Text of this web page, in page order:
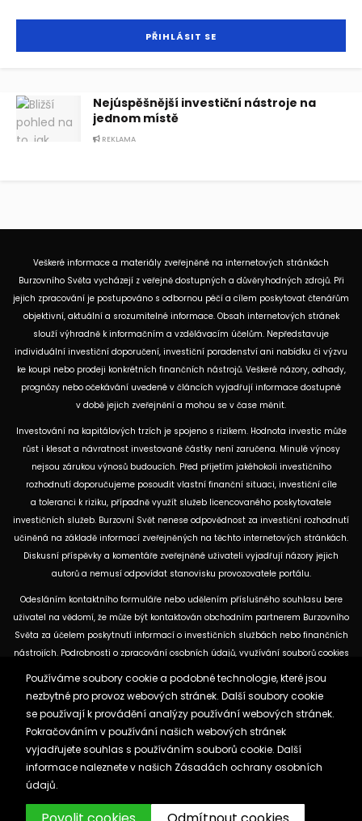
Nejúspěšnější investiční nástroje na
jednom místě
REKLAMA
Veškeré informace a materiály zveřejněné na internetových stránkách
Burzovního Světa vycházejí z veřejně dostupných a důvěryhodných zdrojů. Při
jejich zpracování je postupováno s odbornou péčí a cílem poskytovat čtenářům
objektivní, aktuální a srozumitelné informace. Obsah internetových stránek
slouží výhradně k informačním a vzdělávacím účelům. Nepředstavuje
individuální investiční doporučení, investiční poradenství ani nabídku či výzvu
ke koupi nebo prodeji konkrétních finančních nástrojů. Veškeré názory, odhady,
prognózy nebo očekávání uvedené v článcích vyjadřují informace dostupné
v době jejich zveřejnění a mohou se v čase měnit.
Investování na kapitálových trzích je spojeno s rizikem. Hodnota investic může
růst i klesat a návratnost investované částky není zaručena. Minulé výnosy
nejsou zárukou výnosů budoucích. Před přijetím jakéhokoli investičního
rozhodnutí doporučujeme posoudit vlastní finanční situaci, investiční cíle
a toleranci k riziku, případně využít služeb licencovaného poskytovatele
investičních služeb. Burzovní Svět nenese odpovědnost za investiční rozhodnutí
učiněná na základě informací zveřejněných na těchto internetových stránkách.
Diskusní příspěvky a komentáře zveřejněné uživateli vyjadřují názory jejich
autorů a nemusí odpovídat stanovisku provozovatele portálu.
Odesláním kontaktního formuláře nebo udělením příslušného souhlasu bere
uživatel na vědomí, že může být kontaktován obchodním partnerem Burzovního
Světa za účelem poskytnutí informací o investičních službách nebo finančních
nástrojích. Podrobnosti o zpracování osobních údajů, využívání souborů cookies
dostupných na těchto internetových stránkách. U jednotlivých článků mohou
být uvedeny informace o použitých zdrojích, datu původní analýzy nebo datu,
ke kterému se vztahují uvedené tržní údaje.
Zásady ochrany osobních údajů a cookies
Reklama
Burzovnisvet.cz © 2026
Používáme soubory cookie a podobné technologie, které jsou
nezbytné pro provoz webových stránek. Další soubory cookie
se používají k provádění analýzy používání webových stránek.
Pokračováním v používání našich webových stránek
vyjadřujete souhlas s používáním souborů cookie. Další
informace naleznete v našich Zásadách ochrany osobních
údajů.